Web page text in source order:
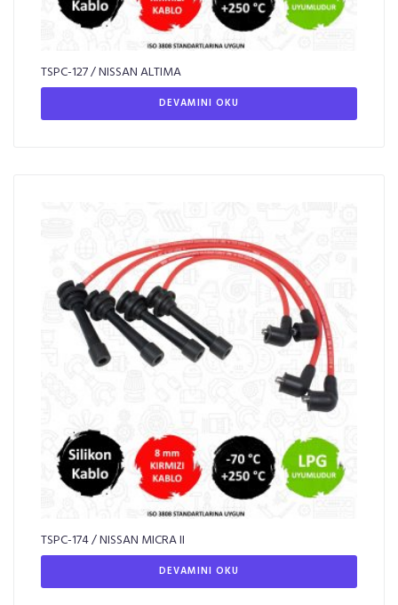
TSPC-127 / NISSAN ALTIMA
DEVAMINI OKU
TSPC-174 / NISSAN MICRA II
DEVAMINI OKU